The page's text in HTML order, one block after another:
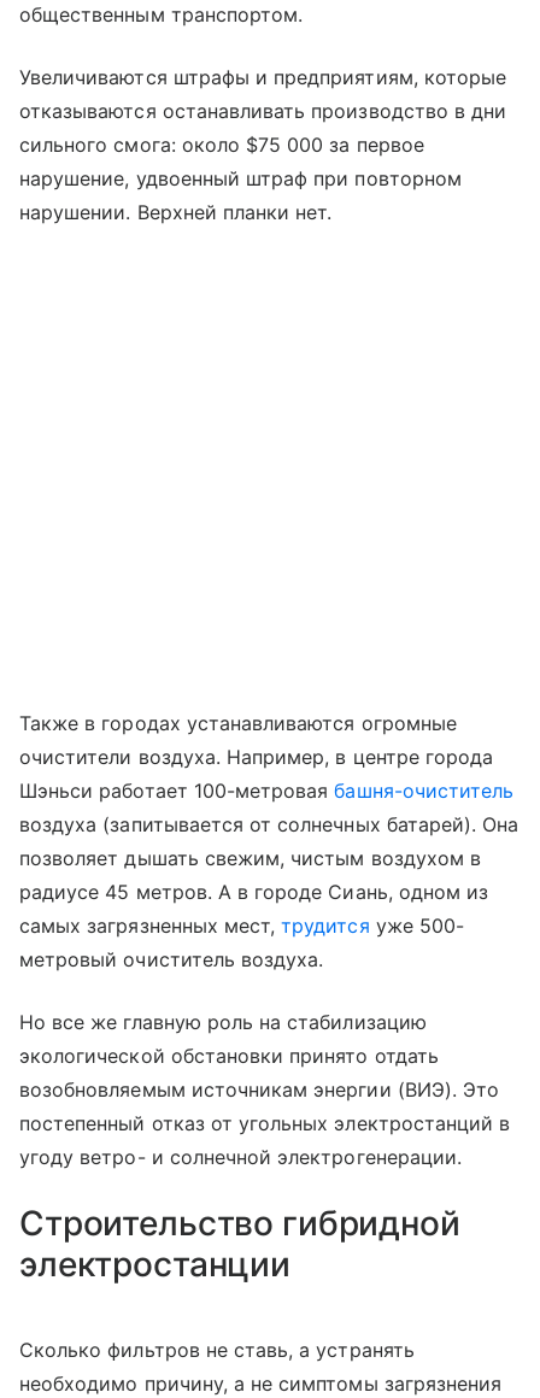
общественным транспортом.
Увеличиваются штрафы и предприятиям, которые
отказываются останавливать производство в дни
сильного смога: около $75 000 за первое
нарушение, удвоенный штраф при повторном
нарушении. Верхней планки нет.
Также в городах устанавливаются огромные
очистители воздуха. Например, в центре города
Шэньси работает 100-метроваябашня-очиститель
воздуха (запитывается от солнечных батарей). Она
позволяет дышать свежим, чистым воздухом в
радиусе 45 метров. А в городе Сиань, одном из
самых загрязненных мест,трудится уже 500-
метровый очиститель воздуха.
Но все же главную роль на стабилизацию
экологической обстановки принято отдать
возобновляемым источникам энергии (ВИЭ). Это
постепенный отказ от угольных электростанций в
угоду ветро- и солнечной электрогенерации.
Строительство гибридной
электростанции
Сколько фильтров не ставь, а устранять
необходимо причину, а не симптомы загрязнения